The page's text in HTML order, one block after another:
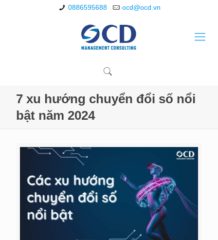
0886595688 ocd@ocd.vn
7 xu hướng chuyển đổi số nổi
bật năm 2024